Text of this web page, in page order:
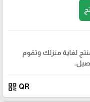
لغاية منزلك وتقوم
QR
qr_code